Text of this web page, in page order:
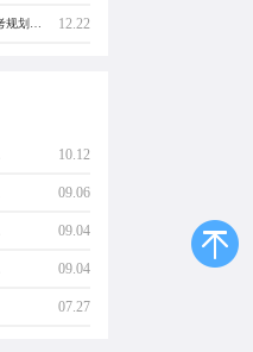
12.22
10.12
09.06
09.04
09.04
07.27